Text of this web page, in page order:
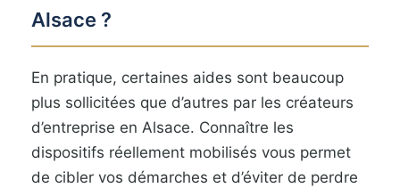
Alsace ?
En pratique, certaines aides sont beaucoup
plus sollicitées que d’autres par les créateurs
d’entreprise en Alsace. Connaître les
dispositifs réellement mobilisés vous permet
de cibler vos démarches et d’éviter de perdre